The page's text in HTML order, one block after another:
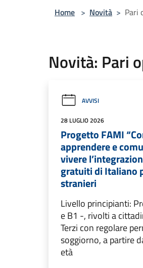
Home > Novità > Pari
Novità: Pari
AVVISI
28 LUGLIO 2026
Progetto FAMI
apprendere e
vivere
gratuiti di Italiano
stranieri
Livello principianti:
e B1 -, rivolti a
Terzi con regolare
soggiorno, a partire
età